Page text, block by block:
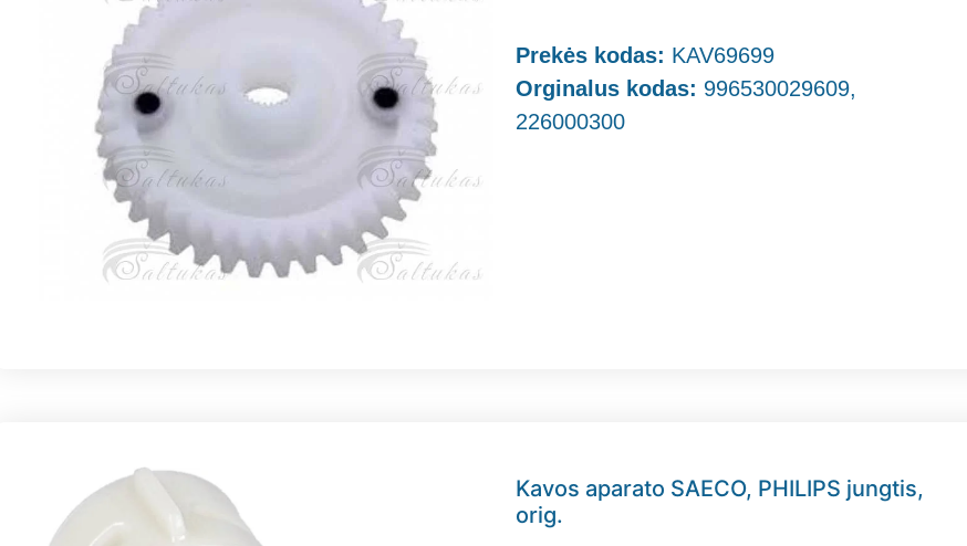
Prekės kodas: KAV69699
Orginalus kodas: 996530029609,
226000300
Kavos aparato SAECO, PHILIPS jungtis,
orig.